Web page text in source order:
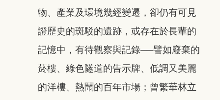
物、產業及環境幾經變遷，卻仍有可見
證歷史的斑駁的遺跡，或存在於長輩的
記憶中，有待觀察與記錄──譬如廢棄的
菸樓、綠色隧道的告示牌、低調又美麗
的洋樓、熱鬧的百年市場；曾繁華林立